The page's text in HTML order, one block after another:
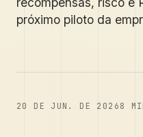
próximo piloto da
20 DE JUN. DE 2026 8